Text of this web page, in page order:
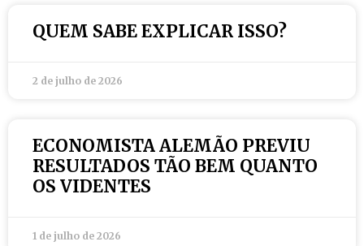
QUEM SABE EXPLICAR ISSO?
2 de julho de 2026
ECONOMISTA ALEMÃO PREVIU
RESULTADOS TÃO BEM QUANTO
OS VIDENTES
1 de julho de 2026